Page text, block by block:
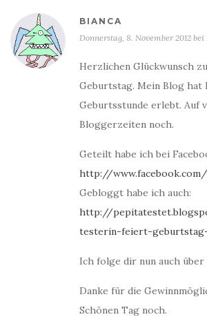
BIANCA
Donnerstag, 8. November 2012 bei
Herzlichen Glückwunsch
Geburtstag. Mein Blog hat
Geburtsstunde erlebt. Auf
Bloggerzeiten noch.
Geteilt habe ich bei
http://
Gebloggt habe ich auch:
http://
testerin-feiert-
Ich folge dir nun auch
Danke für die
Schönen Tag noch.